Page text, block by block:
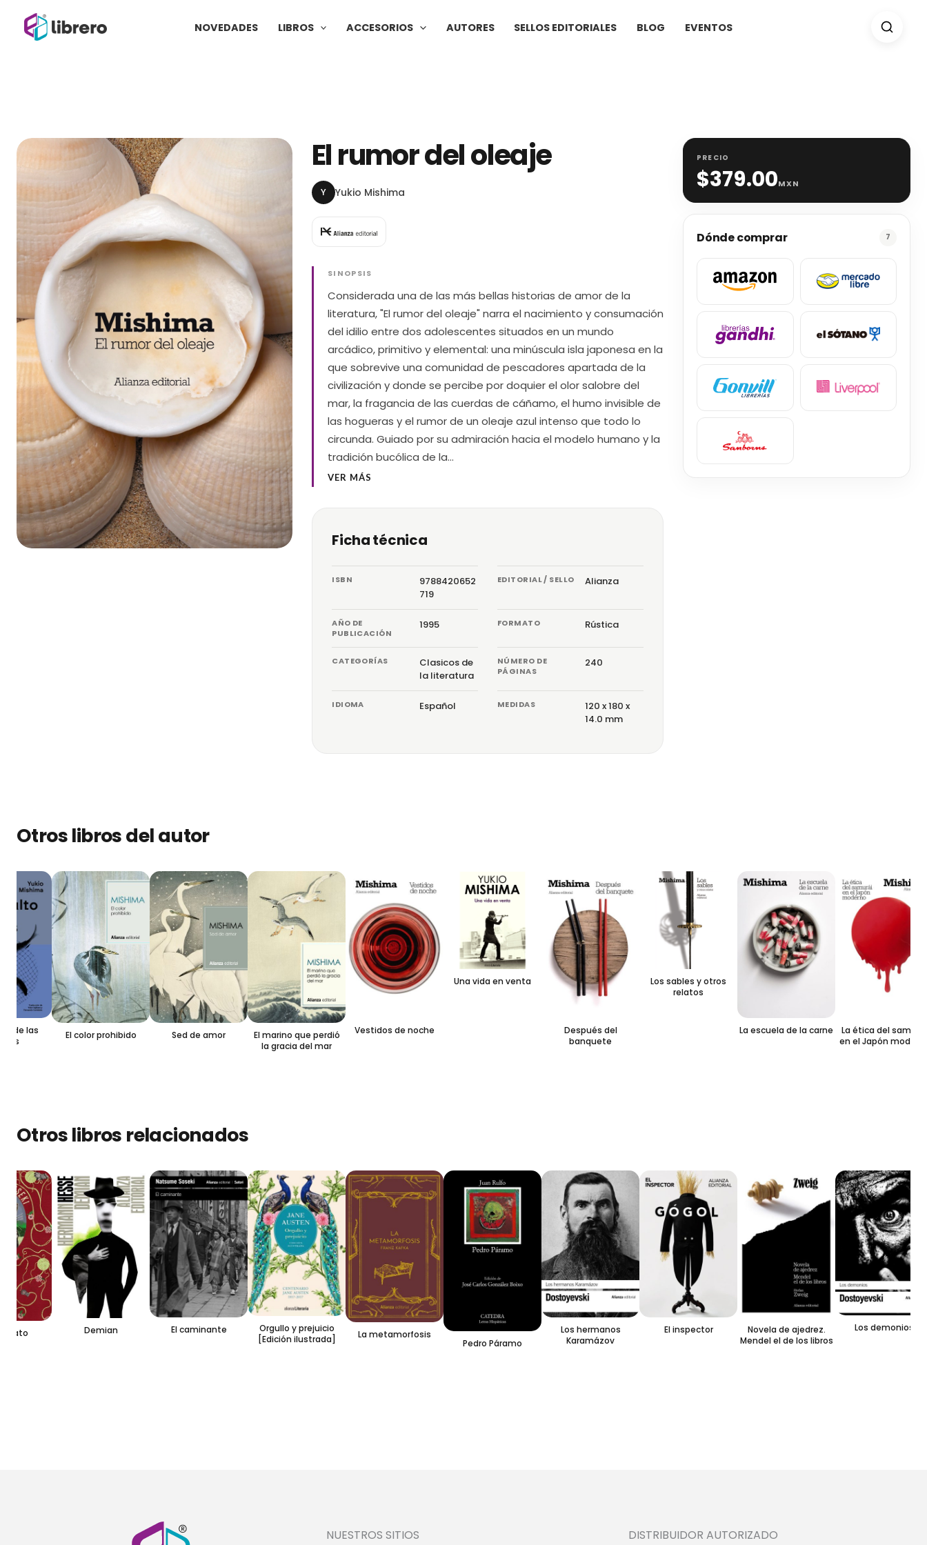
NOVEDADES LIBROS ACCESORIOS AUTORES SELLOS EDITORIALES BLOG EVENTOS
El rumor del oleaje
Y Yukio Mishima
SINOPSIS
Considerada una de las más bellas historias de amor de la
literatura, "El rumor del oleaje" narra el nacimiento y consumación
del idilio entre dos adolescentes situados en un mundo
arcádico, primitivo y elemental: una minúscula isla japonesa en la
que sobrevive una comunidad de pescadores apartada de la
civilización y donde se percibe por doquier el olor salobre del
mar, la fragancia de las cuerdas de cáñamo, el humo invisible de
las hogueras y el rumor de un oleaje azul intenso que todo lo
circunda. Guiado por su admiración hacia el modelo humano y la
tradición bucólica de la…
VER MÁS
Ficha técnica
ISBN
9788420652
719
EDITORIAL / SELLO Alianza
AÑO DE
PUBLICACIÓN
1995 FORMATO Rústica
CATEGORÍAS
Clasicos de
la literatura
NÚMERO DE
PÁGINAS
240
IDIOMA Español MEDIDAS
120 x 180 x
14.0 mm
PRECIO
$379.00MXN
Dónde comprar 7
Otros libros del autor
de las
El color prohibido Sed de amor
El marino que perdió
la gracia del mar
Vestidos de noche
Una vida en venta
Después del
banquete
Los sables y otros
relatos
La escuela de la carne
La ética del samurái
en el Japón moderno
Otros libros relacionados
Demian El caminante
Orgullo y prejuicio
[Edición ilustrada]
La metamorfosis
Pedro Páramo
Los hermanos
Karamázov
El inspector
Novela de ajedrez.
Mendel el de los libros
Los demonios
NUESTROS SITIOS DISTRIBUIDOR AUTORIZADO